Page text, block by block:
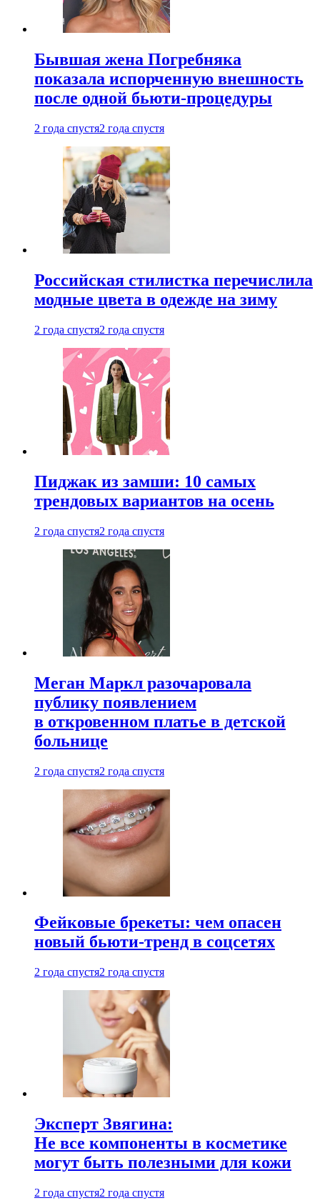
Бывшая жена Погребняка
показала испорченную внешность
после одной бьюти-процедуры
2 года спустя2 года спустя
Российская стилистка перечислила
модные цвета в одежде на зиму
2 года спустя2 года спустя
Пиджак из замши: 10 самых
трендовых вариантов на осень
2 года спустя2 года спустя
Меган Маркл разочаровала
публику появлением
в откровенном платье в детской
больнице
2 года спустя2 года спустя
Фейковые брекеты: чем опасен
новый бьюти-тренд в соцсетях
2 года спустя2 года спустя
Эксперт Звягина:
Не все компоненты в косметике
могут быть полезными для кожи
2 года спустя2 года спустя